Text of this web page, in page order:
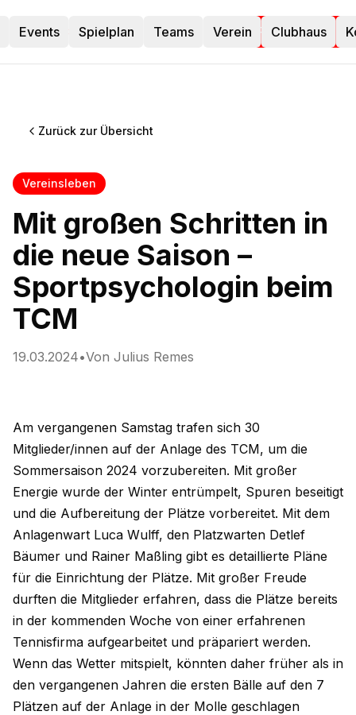
TC Menden
Events Spielplan Teams Verein Clubhaus
Platz buchen
Zurück zur Übersicht
Vereinsleben
Mit großen Schritten in
die neue Saison –
Sportpsychologin beim
TCM
19.03.2024•Von Julius Remes
Am vergangenen Samstag trafen sich 30
Mitglieder/innen auf der Anlage des TCM, um die
Sommersaison 2024 vorzubereiten. Mit großer
Energie wurde der Winter entrümpelt, Spuren beseitigt
und die Aufbereitung der Plätze vorbereitet. Mit dem
Anlagenwart Luca Wulff, den Platzwarten Detlef
Bäumer und Rainer Maßling gibt es detaillierte Pläne
für die Einrichtung der Plätze. Mit großer Freude
durften die Mitglieder erfahren, dass die Plätze bereits
in der kommenden Woche von einer erfahrenen
Tennisfirma aufgearbeitet und präpariert werden.
Wenn das Wetter mitspielt, könnten daher früher als in
den vergangenen Jahren die ersten Bälle auf den 7
Plätzen auf der Anlage in der Molle geschlagen